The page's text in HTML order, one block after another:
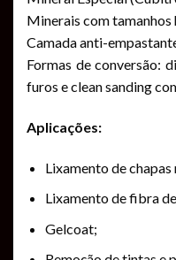
Minerais com tamanhos
Camada anti-
Formas de conversão:
furos e clean sanding
Aplicações:
Lixamento de chapas
Lixamento de fibra
Gelcoat;